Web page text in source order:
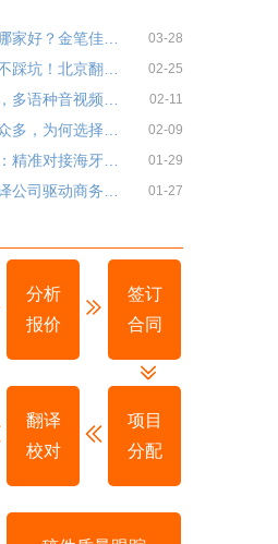
03-28
02-25
02-11
02-09
01-29
01-27
分析
报价
签订
合同
翻译
校对
项目
分配